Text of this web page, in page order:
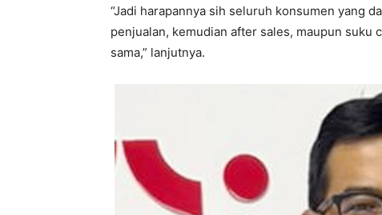
“Jadi harapannya sih seluruh konsumen yang
penjualan, kemudian after sales, maupun suku
sama,” lanjutnya.